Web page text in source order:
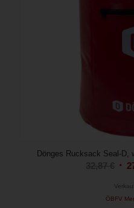
Dönges Rucksack Seal-D,
ÖBFV